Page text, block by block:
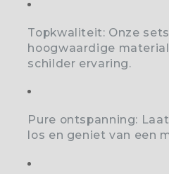
Topkwaliteit: Onze
hoogwaardige
schilder ervaring.
Pure ontspanning:
los en geniet van een